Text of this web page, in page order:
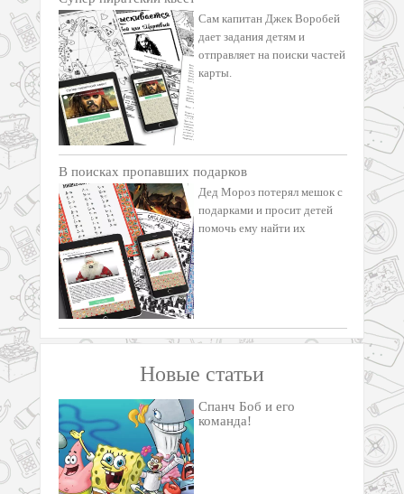
Сам капитан Джек Воробей
дает задания детям и
отправляет на поиски частей
карты.
В поисках пропавших подарков
Дед Мороз потерял мешок с
подарками и просит детей
помочь ему найти их
Новые статьи
Спанч Боб и его
команда!